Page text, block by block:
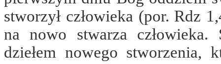
stworzył człowieka (por. Rdz
na nowo stwarza człowieka.
dziełem nowego stworzenia,